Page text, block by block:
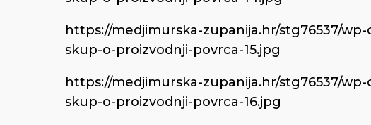
https://medjimurska-zupanija.hr/stg76537/
skup-o-proizvodnji-povrca-15.jpg
https://medjimurska-zupanija.hr/stg76537/
skup-o-proizvodnji-povrca-16.jpg